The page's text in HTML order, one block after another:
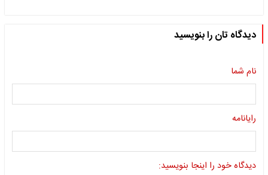
دیدگاه تان را بنویسید
نام شما
رایانامه
دیدگاه خود را اینجا بنویسید: